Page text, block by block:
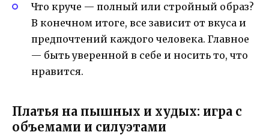
Что круче — полный или стройный образ?
В конечном итоге, все зависит от вкуса и
предпочтений каждого человека. Главное
— быть уверенной в себе и носить то, что
нравится.
Платья на пышных и худых: игра с
объемами и силуэтами